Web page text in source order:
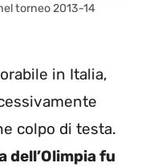
torneo 2013-14
in Italia,
colpo di testa.
dell’Olimpia fu